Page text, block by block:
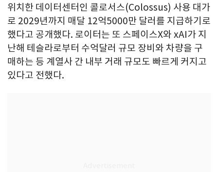
위치한 데이터센터인 콜로서스(Colossus) 사용 대가
로 2029년까지 매달 12억5000만 달러를 지급하기로
했다고 공개했다. 로이터는 또 스페이스X와 xAI가 지
난해 테슬라로부터 수억달러 규모 장비와 차량을 구
매하는 등 계열사 간 내부 거래 규모도 빠르게 커지고
있다고 전했다.